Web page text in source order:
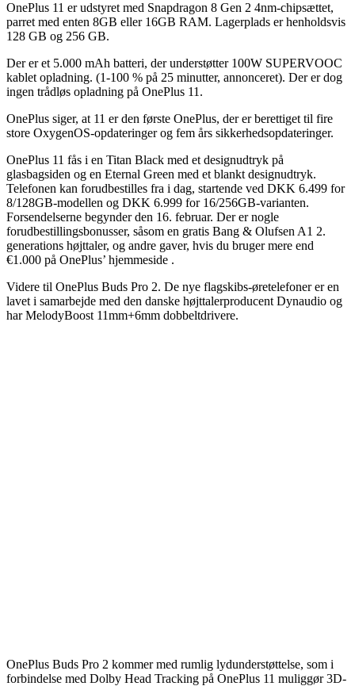
OnePlus 11 er udstyret med Snapdragon 8 Gen 2 4nm-chipsættet,
parret med enten 8GB eller 16GB RAM. Lagerplads er henholdsvis
128 GB og 256 GB.
Der er et 5.000 mAh batteri, der understøtter 100W SUPERVOOC
kablet opladning. (1-100 % på 25 minutter, annonceret). Der er dog
ingen trådløs opladning på OnePlus 11.
OnePlus siger, at 11 er den første OnePlus, der er berettiget til fire
store OxygenOS-opdateringer og fem års sikkerhedsopdateringer.
OnePlus 11 fås i en Titan Black med et designudtryk på
glasbagsiden og en Eternal Green med et blankt designudtryk.
Telefonen kan forudbestilles fra i dag, startende ved DKK 6.499 for
8/128GB-modellen og DKK 6.999 for 16/256GB-varianten.
Forsendelserne begynder den 16. februar. Der er nogle
forudbestillingsbonusser, såsom en gratis Bang & Olufsen A1 2.
generations højttaler, og andre gaver, hvis du bruger mere end
€1.000 på OnePlus’ hjemmeside .
Videre til OnePlus Buds Pro 2. De nye flagskibs-øretelefoner er en
lavet i samarbejde med den danske højttalerproducent Dynaudio og
har MelodyBoost 11mm+6mm dobbeltdrivere.
OnePlus Buds Pro 2 kommer med rumlig lydunderstøttelse, som i
forbindelse med Dolby Head Tracking på OnePlus 11 muliggør 3D-